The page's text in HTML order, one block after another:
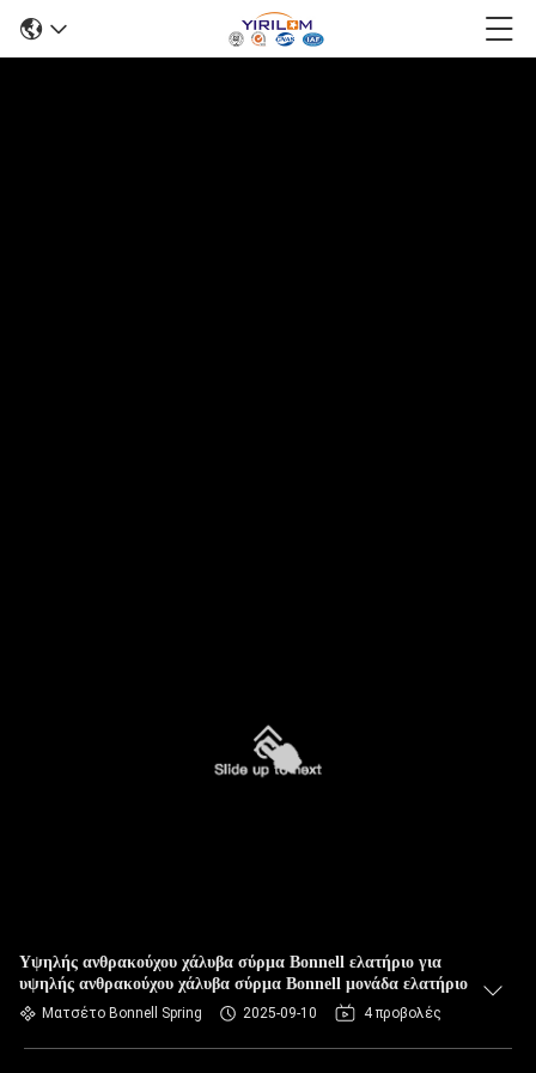
Υψηλής ανθρακούχου χάλυβα σύρμα Bonnell ελατήριο για
υψηλής ανθρακούχου χάλυβα σύρμα Bonnell μονάδα ελατήριο
Ματσέτο Bonnell Spring 2025-09-10 4 προβολές